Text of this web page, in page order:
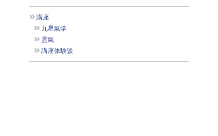
講座
九星氣学
霊氣
講座体験談